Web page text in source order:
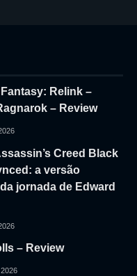
Relink –
– Review
Creed Black
a versão
jornada de Edward
– Review